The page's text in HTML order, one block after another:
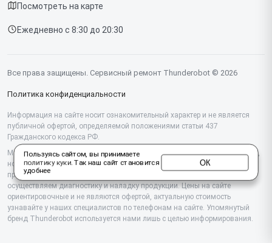
Диагностика
Контакты
Посмотреть на карте
Ежедневно с 8:30 до 20:30
Все права защищены. Сервисный ремонт Thunderobot © 2026
Политика конфиденциальности
Информация на сайте носит ознакомительный характер и не является
публичной офертой, определяемой положениями статьи 437
Гражданского кодекса РФ.
Мы специализируемся на обслуживании и ремонте техники Thunderobot,
но не являемся их официальным представителем. Предоставляем
профессиональные услуги после истечения гарантии, а также
осуществляем диагностику и наладку продукции. Цены на сайте
ориентировочные и не являются офертой, актуальную стоимость
узнавайте у наших специалистов по телефонам на сайте. Упомянутый
бренд Thunderobot используется нами лишь с целью информирования.
Пользуясь сайтом, вы принимаете
политику куки. Так наш сайт становится
удобнее
ОК